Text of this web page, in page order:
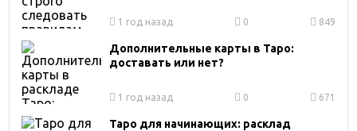
1 год назад 0 849
Дополнительные карты в Таро:
доставать или нет?
1 год назад 0 671
Таро для начинающих: расклад